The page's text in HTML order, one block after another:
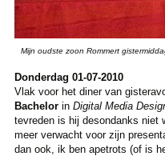
Mijn oudste zoon Rommert
Donderdag 01-07-2010
Vlak voor het diner van
Bachelorin Digital Media
tevreden is hij desondanks niet
meer verwacht voor zijn
dan ook, ik ben apetrots (of is